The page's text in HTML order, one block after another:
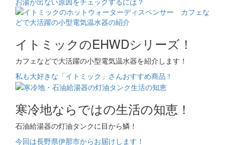
イトミックのEHWDシリーズ！
カフェなどで大活躍の小型電気温水器を紹介します！
私も大好きな「イトミック」さんおすすめ商品！
寒冷地ならではの生活の知恵！
石油給湯器の灯油タンクに目から鱗！
今回は長野県伊那市からお届けします！